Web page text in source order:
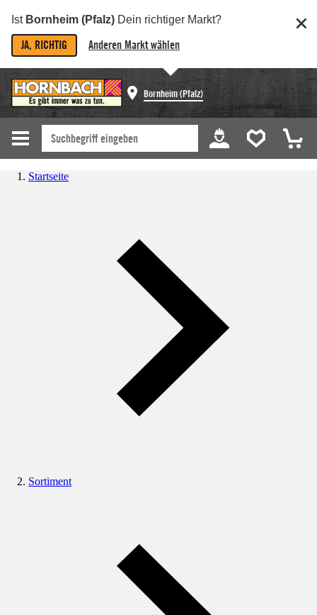
Ist Bornheim (Pfalz) Dein richtiger Markt?
JA, RICHTIG Anderen Markt wählen
Bornheim (Pfalz)
Startseite
Sortiment